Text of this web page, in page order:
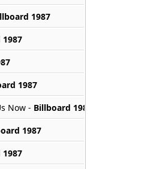
1987
1987
Now - Billboard 1987
1987